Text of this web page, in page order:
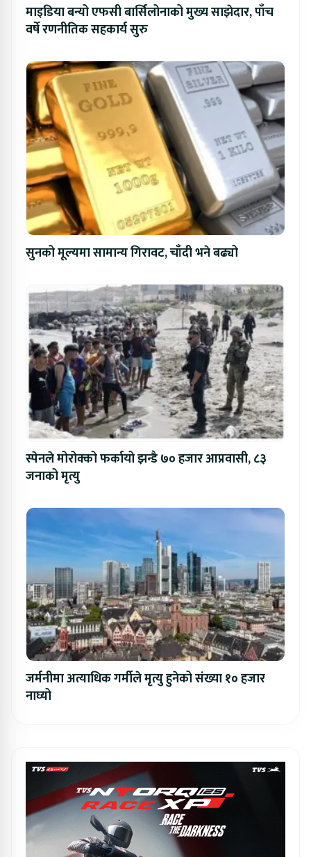
माइडिया बन्यो एफसी बार्सिलोनाको मुख्य साझेदार, पाँच
वर्षे रणनीतिक सहकार्य सुरु
सुनको मूल्यमा सामान्य गिरावट, चाँदी भने बढ्यो
स्पेनले मोरोक्को फर्कायो झन्डै ७० हजार आप्रवासी, ८३
जनाको मृत्यु
जर्मनीमा अत्याधिक गर्मीले मृत्यु हुनेको संख्या १० हजार
नाघ्यो